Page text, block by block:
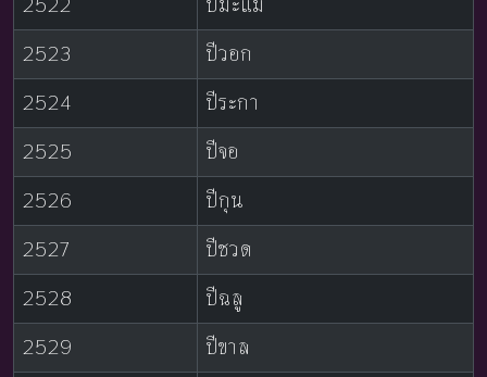
2523
ปีวอก
2524
ปีระกา
2525
ปีจอ
2526
ปีกุน
2527
ปีชวด
2528
ปีฉลู
2529
ปีขาล